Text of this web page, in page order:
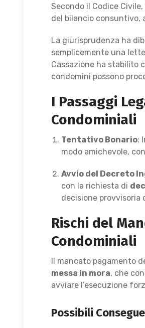
Secondo il Codice
del bilancio consuntivo,
La giurisprudenza ha
semplicemente una
Cassazione ha stabilito
condomini possono
I Passaggi
Condominiali
Tentativo Bonario:
modo amichevole,
Avvio del Decreto
con la richiesta di
decisione provvisoria
Rischi del
Condominiali
Il mancato pagamento
messa in mora, che
avviare l’esecuzione
Possibili